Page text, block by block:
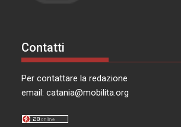
Contatti
Per contattare la redazione
email:catania@mobilita.org